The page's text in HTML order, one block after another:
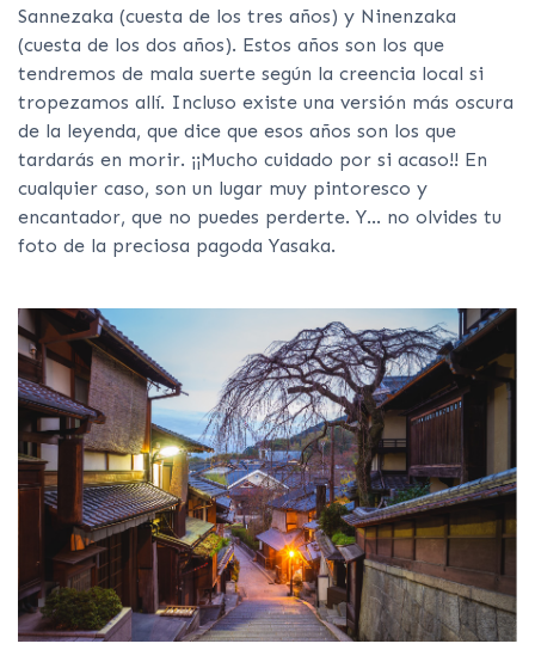
Sannezaka (cuesta de los tres años) y Ninenzaka
(cuesta de los dos años). Estos años son los que
tendremos de mala suerte según la creencia local si
tropezamos allí. Incluso existe una versión más oscura
de la leyenda, que dice que esos años son los que
tardarás en morir. ¡¡Mucho cuidado por si acaso!! En
cualquier caso, son un lugar muy pintoresco y
encantador, que no puedes perderte. Y… no olvides tu
foto de la preciosa pagoda Yasaka.